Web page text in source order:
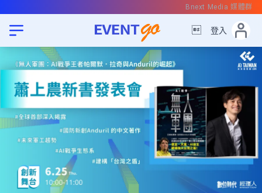
Bnext Media 媒體群
 登入